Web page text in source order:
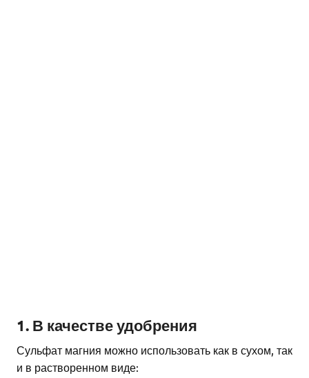
1. В качестве удобрения
Сульфат магния можно использовать как в сухом, так
и в растворенном виде: